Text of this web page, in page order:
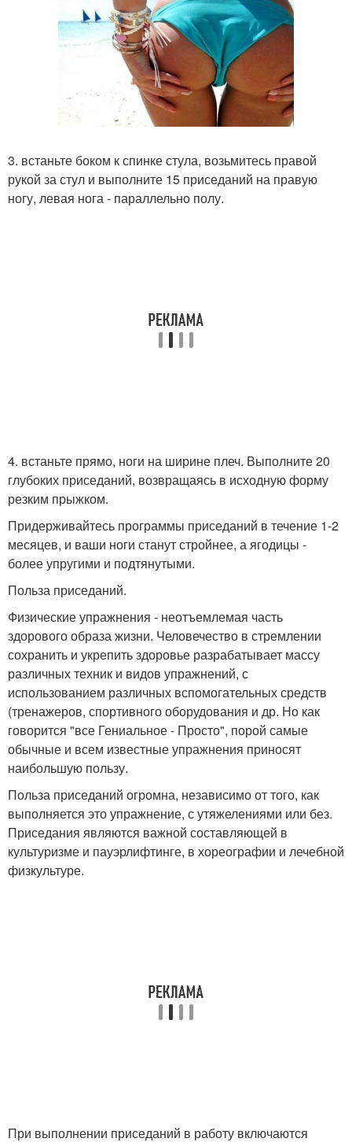
3. встаньте боком к спинке стула, возьмитесь правой
рукой за стул и выполните 15 приседаний на правую
ногу, левая нога - параллельно полу.
4. встаньте прямо, ноги на ширине плеч. Выполните 20
глубоких приседаний, возвращаясь в исходную форму
резким прыжком.
Придерживайтесь программы приседаний в течение 1-2
месяцев, и ваши ноги станут стройнее, а ягодицы -
более упругими и подтянутыми.
Польза приседаний.
Физические упражнения - неотъемлемая часть
здорового образа жизни. Человечество в стремлении
сохранить и укрепить здоровье разрабатывает массу
различных техник и видов упражнений, с
использованием различных вспомогательных средств
(тренажеров, спортивного оборудования и др. Но как
говорится "все Гениальное - Просто", порой самые
обычные и всем известные упражнения приносят
наибольшую пользу.
Польза приседаний огромна, независимо от того, как
выполняется это упражнение, с утяжелениями или без.
Приседания являются важной составляющей в
культуризме и пауэрлифтинге, в хореографии и лечебной
физкультуре.
При выполнении приседаний в работу включаются